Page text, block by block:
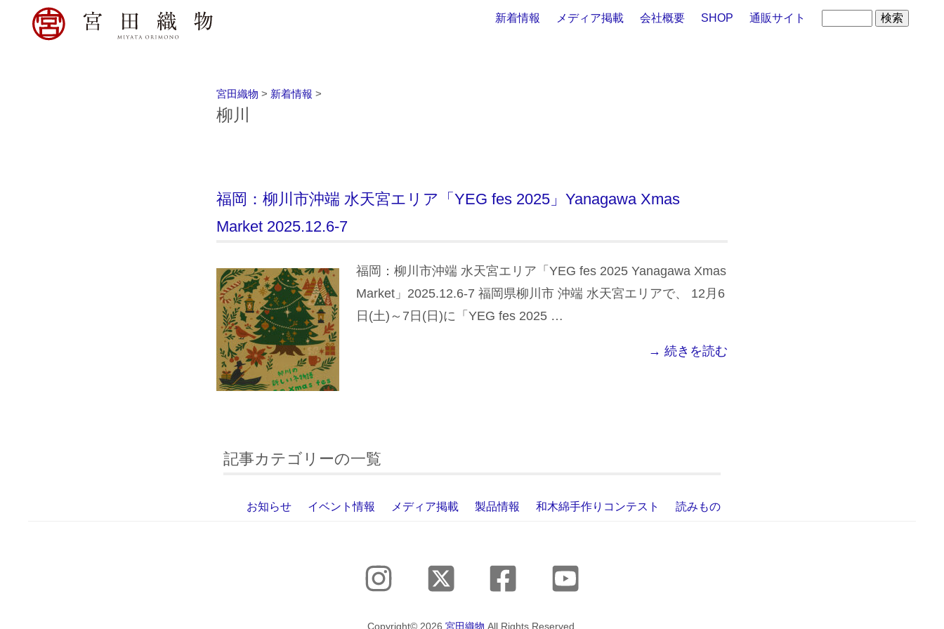
新着情報 メディア掲載 会社概要 SHOP 通販サイト
宮田織物 > 新着情報 >
柳川
福岡：柳川市沖端 水天宮エリア「YEG fes 2025」Yanagawa Xmas
Market 2025.12.6-7
福岡：柳川市沖端 水天宮エリア「YEG fes 2025 Yanagawa Xmas
Market」2025.12.6-7 福岡県柳川市 沖端 水天宮エリアで、 12月6
日(土)～7日(日)に「YEG fes 2025 …
→ 続きを読む
記事カテゴリーの一覧
お知らせ イベント情報 メディア掲載 製品情報 和木綿手作りコンテスト 読みもの
Copyright© 2026 宮田織物 All Rights Reserved.